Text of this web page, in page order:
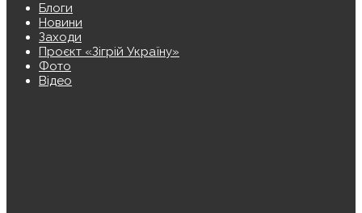
Блоги
Новини
Заходи
Проєкт «Зігрій Україну»
Фото
Відео